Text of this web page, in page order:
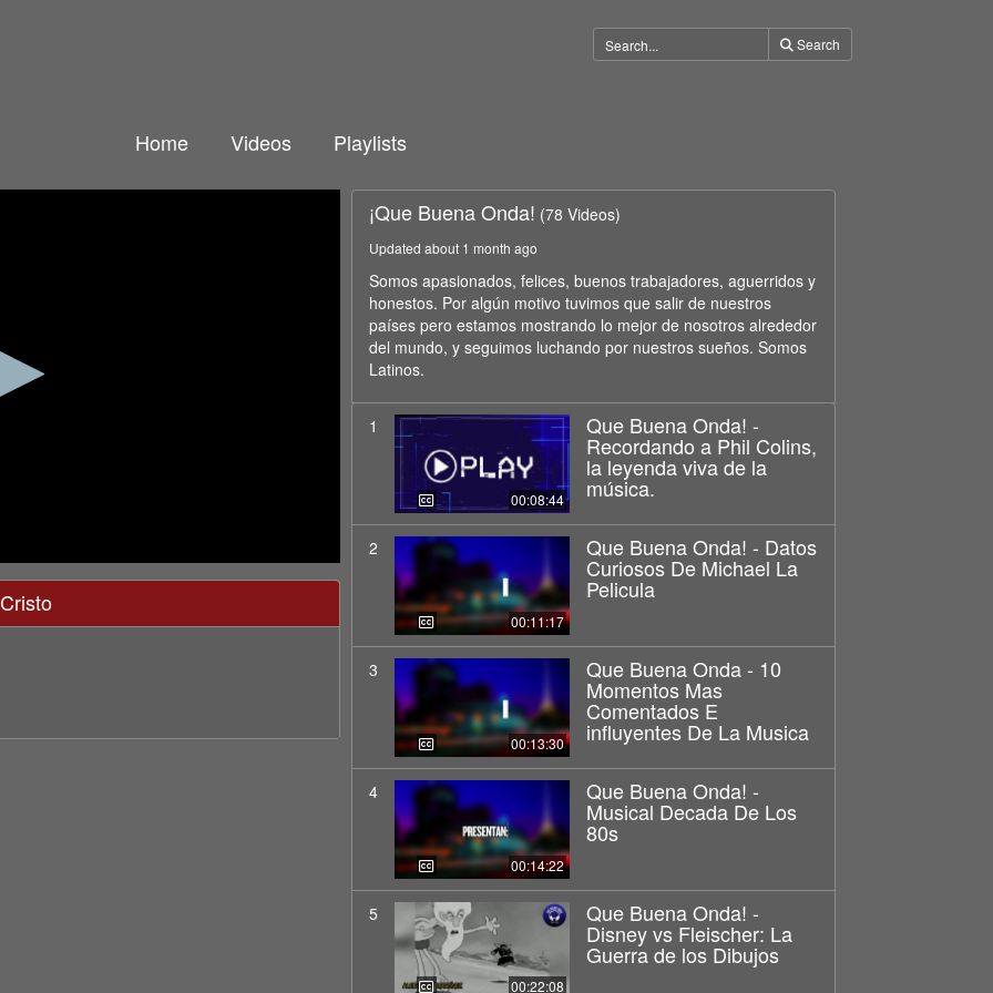
Search
Home Videos Playlists
¡Que Buena Onda! (78 Videos)
Updated about 1 month ago
Somos apasionados, felices, buenos trabajadores, aguerridos y
honestos. Por algún motivo tuvimos que salir de nuestros
países pero estamos mostrando lo mejor de nosotros alrededor
del mundo, y seguimos luchando por nuestros sueños. Somos
Latinos.
1
00:08:44
Que Buena Onda! -
Recordando a Phil Colins,
la leyenda viva de la
música.
2
00:11:17
Que Buena Onda! - Datos
Curiosos De Michael La
Pelicula
3
00:13:30
Que Buena Onda - 10
Momentos Mas
Comentados E
influyentes De La Musica
4
00:14:22
Que Buena Onda! -
Musical Decada De Los
80s
5
00:22:08
Que Buena Onda! -
Disney vs Fleischer: La
Guerra de los Dibujos